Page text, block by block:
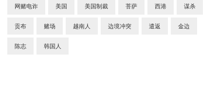
网赌电诈 美国 美国制裁 菩萨 西港 谋杀
贡布 赌场 越南人 边境冲突 遣返 金边
陈志 韩国人